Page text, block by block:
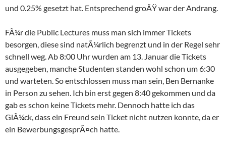
und 0.25% gesetzt hat. Entsprechend groÃŸ war der Andrang.
FÃ¼r die Public Lectures muss man sich immer Tickets
besorgen, diese sind natÃ¼rlich begrenzt und in der Regel sehr
schnell weg. Ab 8:00 Uhr wurden am 13. Januar die Tickets
ausgegeben, manche Studenten standen wohl schon um 6:30
und warteten. So entschlossen muss man sein, Ben Bernanke
in Person zu sehen. Ich bin erst gegen 8:40 gekommen und da
gab es schon keine Tickets mehr. Dennoch hatte ich das
GlÃ¼ck, dass ein Freund sein Ticket nicht nutzen konnte, da er
ein BewerbungsgesprÃ¤ch hatte.